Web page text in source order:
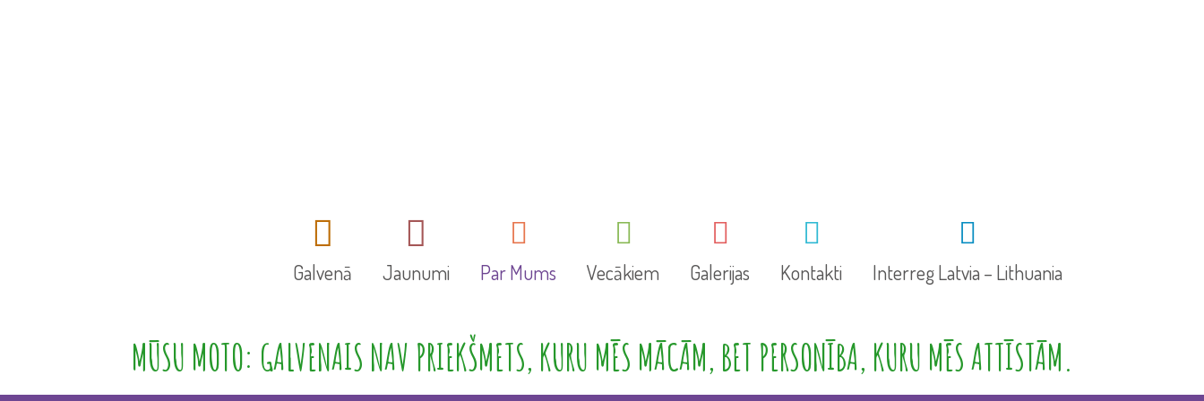
Galvenā Jaunumi Par Mums
Mūsu tradīcijas
Vecākiem
Informācija vecākiem
Galerijas Kontakti Interreg Latvia – Lithuania
MŪSU MOTO: GALVENAIS NAV PRIEKŠMETS, KURU MĒS MĀCĀM, BET PERSONĪBA, KURU MĒS ATTĪSTĀM.